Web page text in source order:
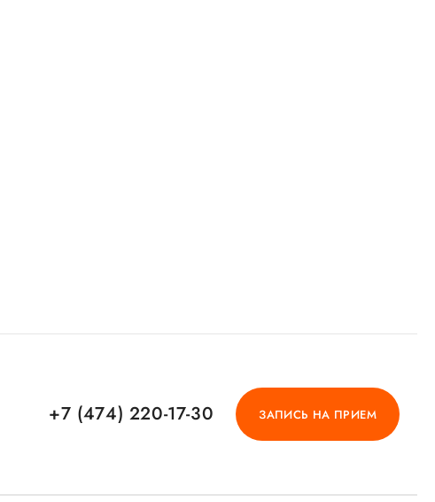
+7 (474) 220-17-30 ЗАПИСЬ НА ПРИЕМ